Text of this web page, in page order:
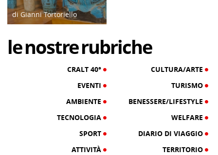
di Gianni Tortoriello
lenostrerubriche
CRALT 40°
CULTURA/ARTE
EVENTI
TURISMO
AMBIENTE
BENESSERE/LIFESTYLE
TECNOLOGIA
WELFARE
SPORT
DIARIO DI VIAGGIO
ATTIVITÀ
TERRITORIO